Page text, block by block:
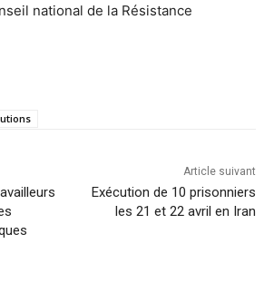
national de la Résistance
Article suivant
Exécution de 10 prisonniers
les 21 et 22 avril en Iran